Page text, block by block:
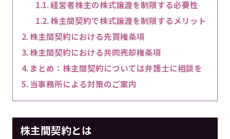
経営者株主の株式譲渡を制限する必要性
株主間契約で株式譲渡を制限するメリット
株主間契約における先買権条項
株主間契約における共同売却権条項
まとめ：株主間契約については弁護士に相談を
当事務所による対策のご案内
株主間契約とは